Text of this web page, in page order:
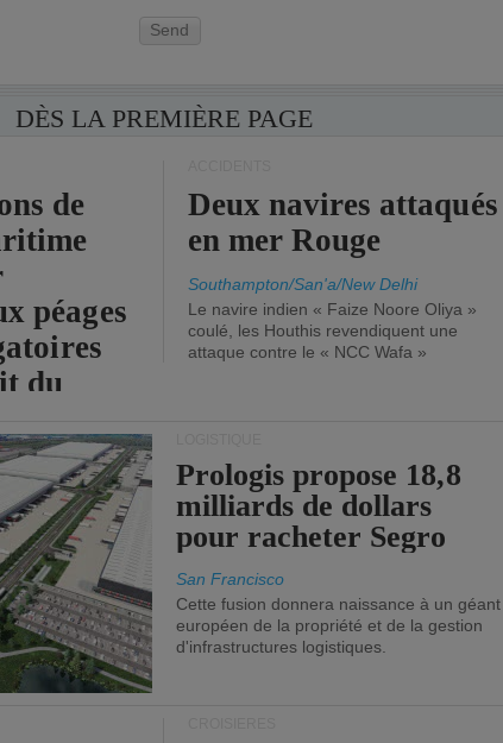
Send
DÈS LA PREMIÈRE PAGE
de
péages
du
Deux navires attaqués
en mer Rouge
Southampton/San'a/New Delhi
Le navire indien « Faize Noore Oliya »
coulé, les Houthis revendiquent une
attaque contre le « NCC Wafa »
Prologis propose 18,8
milliards de dollars
pour racheter Segro
San Francisco
Cette fusion donnera naissance à un géant
européen de la propriété et de la gestion
d'infrastructures logistiques.